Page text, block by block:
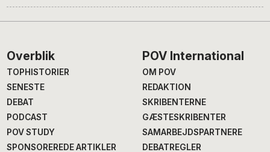
Footer
Overblik
TOPHISTORIER
SENESTE
DEBAT
PODCAST
POV STUDY
SPONSOREREDE ARTIKLER
POV International
OM POV
REDAKTION
SKRIBENTERNE
GÆSTESKRIBENTER
SAMARBEJDSPARTNERE
DEBATREGLER